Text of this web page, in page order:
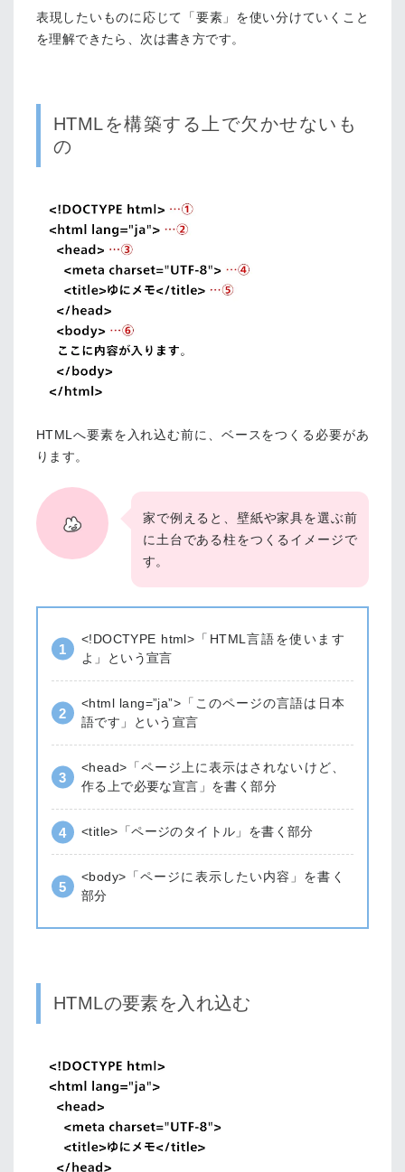
表現したいものに応じて「要素」を使い分けていくこと
を理解できたら、次は書き方です。
HTMLを構築する上で欠かせないも
の
HTMLへ要素を入れ込む前に、ベースをつくる必要があ
ります。
家で例えると、壁紙や家具を選ぶ前
に土台である柱をつくるイメージで
す。
<!DOCTYPE html>「HTML言語を使います
よ」という宣言
<html lang=”ja”>「このページの言語は日本
語です」という宣言
<head>「ページ上に表示はされないけど、
作る上で必要な宣言」を書く部分
<title>「ページのタイトル」を書く部分
<body>「ページに表示したい内容」を書く
部分
HTMLの要素を入れ込む